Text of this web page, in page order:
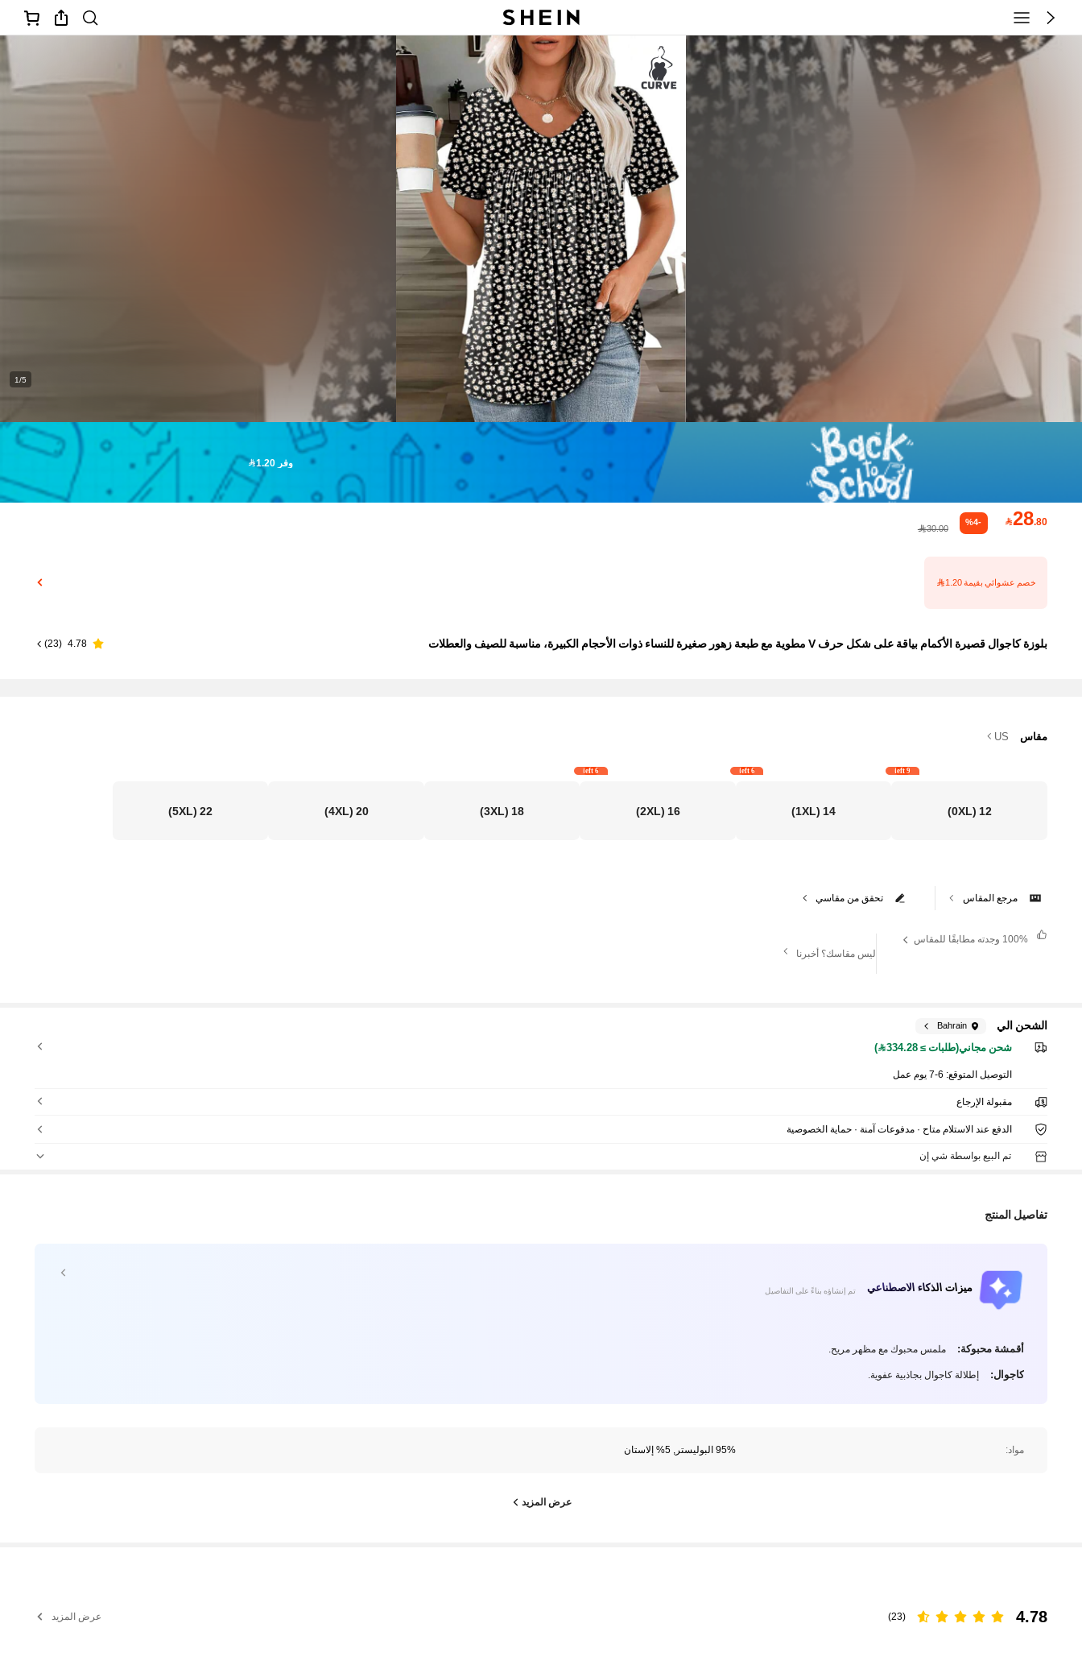
1/5
وفر 1.20
28.80
%4-
30.00
خصم عشوائي بقيمة 1.20
بلوزة كاجوال قصيرة الأكمام بياقة على شكل حرف V مطوية مع طبعة زهور صغيرة للنساء ذوات الأحجام الكبيرة، مناسبة للصيف والعطلات 4.78
(
23
)
مقاس US
12
(0XL)
9 left
14
(1XL)
6 left
16
(2XL)
6 left
18
(3XL)
20
(4XL)
22
(5XL)
تحقق من مقاسي مرجع المقاس
100%
وجدته مطابقًا للمقاس
ليس مقاسك؟ أخبرنا
الشحن الي Bahrain
شحن مجاني(طلبات ≥ 334.28)
التوصيل المتوقع: 6-7 يوم عمل
مقبولة الإرجاع
الدفع عند الاستلام متاح · مدفوعات آمنة · حماية الخصوصية
تم البيع بواسطة شي إن
تفاصيل المنتج
ميزات الذكاء الاصطناعي تم إنشاؤه بناءً على التفاصيل
أقمشة محبوكة: ملمس محبوك مع مظهر مريح.
كاجوال: إطلالة كاجوال بجاذبية عفوية.
مواد: 95% البوليستر, 5% إلاستان
عرض المزيد
4.78
(23) عرض المزيد